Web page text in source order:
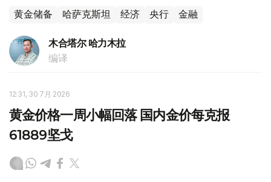
黄金储备 哈萨克斯坦 经济 央行 金融
木合塔尔 哈力木拉
编译
12:31, 30 7月 2026
黄金价格一周小幅回落 国内金价每克报
61889坚戈